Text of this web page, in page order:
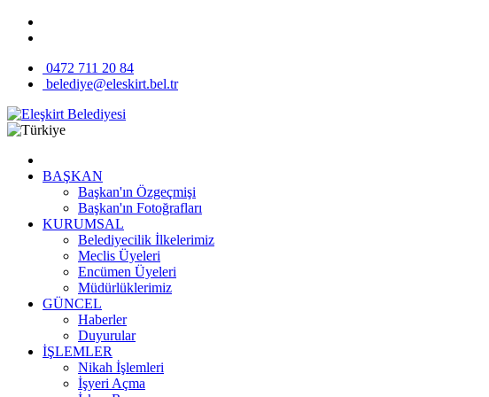
0472 711 20 84
belediye@eleskirt.bel.tr
BAŞKAN
Başkan'ın Özgeçmişi
Başkan'ın Fotoğrafları
KURUMSAL
Belediyecilik İlkelerimiz
Meclis Üyeleri
Encümen Üyeleri
Müdürlüklerimiz
GÜNCEL
Haberler
Duyurular
İŞLEMLER
Nikah İşlemleri
İşyeri Açma